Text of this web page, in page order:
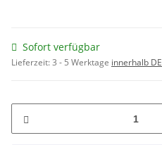
Sofort verfügbar
Lieferzeit:3 - 5 Werktage innerhalb DE